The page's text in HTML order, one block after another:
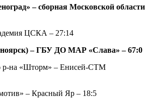
– cборная Московской области
ЦСКА – 27:14
– ГБУ ДО МАР «Слава» – 67:0
на «Шторм» – Енисей-СТМ
– Красный Яр – 18:5